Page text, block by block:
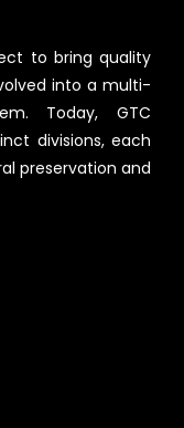
to bring quality
into a multi-
Today, GTC
divisions, each
preservation and